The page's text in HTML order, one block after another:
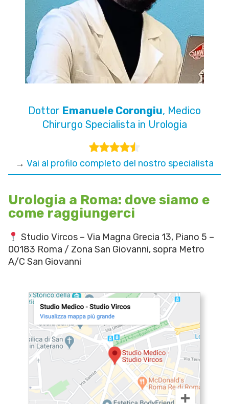
Dottor Emanuele Corongiu, Medico
Chirurgo Specialista in Urologia
→ Vai al profilo completo del nostro specialista
Urologia a Roma: dove siamo e
come raggiungerci
Studio Vircos – Via Magna Grecia 13, Piano 5 –
00183 Roma / Zona San Giovanni, sopra Metro
A/C San Giovanni